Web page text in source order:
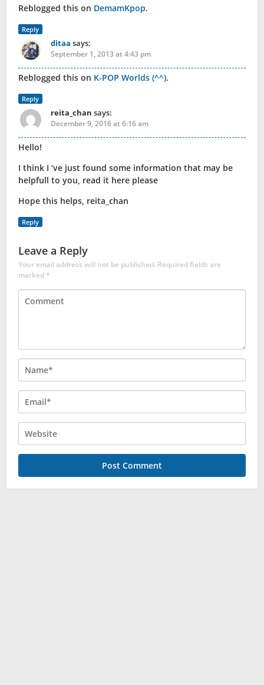
Reblogged this on DemamKpop.
Reply
ditaa says:
September 1, 2013 at 4:43 pm
Reblogged this on K-POP Worlds (^^).
Reply
reita_chan says:
December 9, 2016 at 6:16 am
Hello!
I think I ‘ve just found some information that may be
helpfull to you, read it here please
Hope this helps, reita_chan
Reply
Leave a Reply
Your email address will not be published. Required fields are
marked*